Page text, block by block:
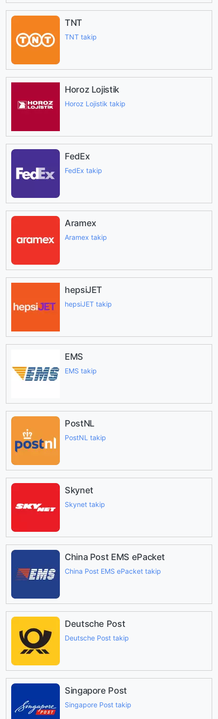
TNT
TNT takip
Horoz Lojistik
Horoz Lojistik takip
FedEx
FedEx takip
Aramex
Aramex takip
hepsiJET
hepsiJET takip
EMS
EMS takip
PostNL
PostNL takip
Skynet
Skynet takip
China Post EMS ePacket
China Post EMS ePacket takip
Deutsche Post
Deutsche Post takip
Singapore Post
Singapore Post takip